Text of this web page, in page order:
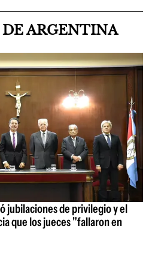
ARGENTINA
jubilaciones de privilegio y el
que los jueces "fallaron en